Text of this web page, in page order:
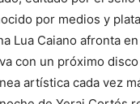
por medios y
Lua Caiano afronta
con un próximo
artística cada vez